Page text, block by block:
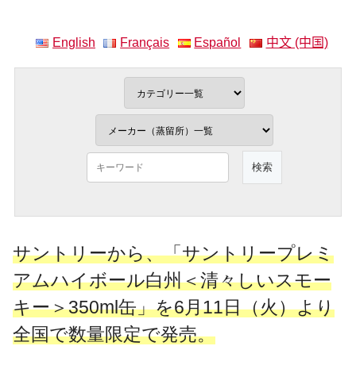
English Français Español 中文 (中国)
サントリーから、「サントリープレミ
アムハイボール白州＜清々しいスモー
キー＞350ml缶」を6月11日（火）より
全国で数量限定で発売。